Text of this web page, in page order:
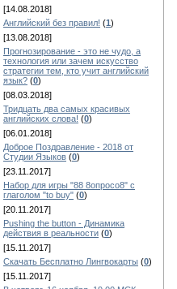
[14.08.2018]
Английский без правил! (1)
[13.08.2018]
Прогнозирование - это не чудо, а
технология или зачем искусство
стратегии тем, кто учит английский
язык? (0)
[08.03.2018]
Тридцать два самых красивых
английских слова! (0)
[06.01.2018]
Доброе Поздравление - 2018 от
Студии Языков (0)
[23.11.2017]
Набор для игры "88 8опросо8" с
глаголом "to buy" (0)
[20.11.2017]
Pushing the button - Динамика
действия в реальности (0)
[15.11.2017]
Скачать Бесплатно Лингвокарты (0)
[15.11.2017]